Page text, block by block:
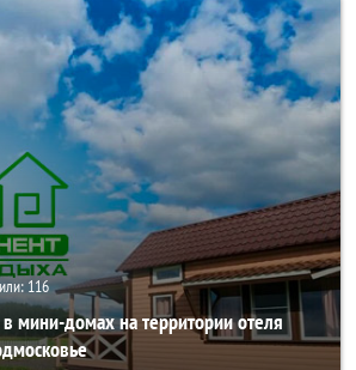
116
мини-домах на территории отеля